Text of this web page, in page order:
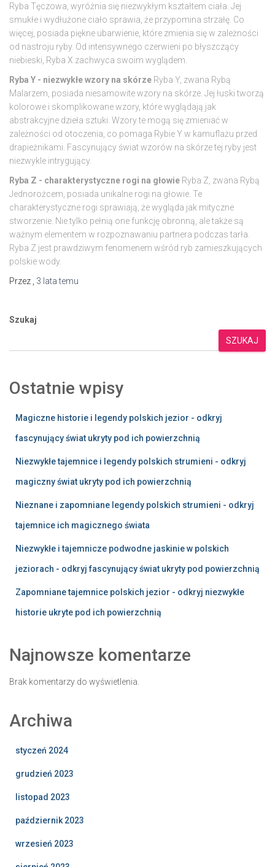
Ryba Tęczowa, wyróżnia się niezwykłym kształtem ciała. Jej
smukłe i wydłużone ciało sprawia, że przypomina strzałę. Co
więcej, posiada piękne ubarwienie, które zmienia się w zależności
od nastroju ryby. Od intensywnego czerwieni po błyszczący
niebieski, Ryba X zachwyca swoim wyglądem.
Ryba Y - niezwykłe wzory na skórze Ryba Y, zwana Rybą
Malarzem, posiada niesamowite wzory na skórze. Jej łuski tworzą
kolorowe i skomplikowane wzory, które wyglądają jak
abstrakcyjne dzieła sztuki. Wzory te mogą się zmieniać w
zależności od otoczenia, co pomaga Rybie Y w kamuflażu przed
drapieżnikami. Fascynujący świat wzorów na skórze tej ryby jest
niezwykle intrygujący.
Ryba Z - charakterystyczne rogi na głowie Ryba Z, zwana Rybą
Jednorożcem, posiada unikalne rogi na głowie. Te
charakterystyczne rogi sprawiają, że wygląda jak mityczne
stworzenie. Nie tylko pełnią one funkcję obronną, ale także są
ważnym elementem w rozpoznawaniu partnera podczas tarła.
Ryba Z jest prawdziwym fenomenem wśród ryb zamieszkujących
polskie wody.
Przez
3 latatemu
Szukaj
SZUKAJ
Ostatnie wpisy
Magiczne historie i legendy polskich jezior - odkryj
fascynujący świat ukryty pod ich powierzchnią
Niezwykłe tajemnice i legendy polskich strumieni - odkryj
magiczny świat ukryty pod ich powierzchnią
Nieznane i zapomniane legendy polskich strumieni - odkryj
tajemnice ich magicznego świata
Niezwykłe i tajemnicze podwodne jaskinie w polskich
jeziorach - odkryj fascynujący świat ukryty pod powierzchnią
Zapomniane tajemnice polskich jezior - odkryj niezwykłe
historie ukryte pod ich powierzchnią
Najnowsze komentarze
Brak komentarzy do wyświetlenia.
Archiwa
styczeń 2024
grudzień 2023
listopad 2023
październik 2023
wrzesień 2023